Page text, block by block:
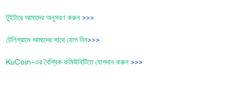
টুইটারে আমাদের অনুসরণ করুন >>>
টেলিগ্রামে আমাদের সাথে যোগ দিন>>>
KuCoin-এর বৈশ্বিক কমিউনিটিতে যোগদান করুন >>>